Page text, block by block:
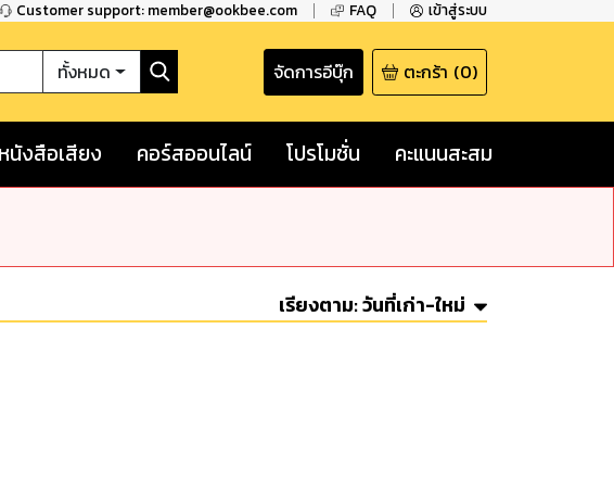
Customer support: member@ookbee.com FAQ เข้าสู่ระบบ
ทั้งหมด จัดการอีบุ๊ก ตะกร้า (0)
หนังสือเสียง คอร์สออนไลน์ โปรโมชั่น คะแนนสะสม
เรียงตาม:วันที่เก่า-ใหม่